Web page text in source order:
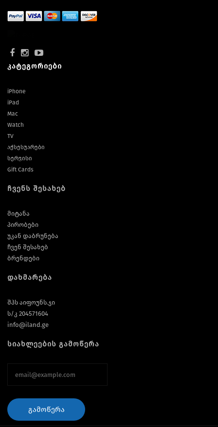
კატეგორიები
iPhone
iPad
Mac
Watch
TV
აქსესუარები
სერვისი
Gift Cards
ჩვენს შესახებ
მიტანა
პირობები
უკან დაბრუნება
ჩვენ შესახებ
ბრენდები
დახმარება
შპს აიფოუნს.ჯი
ს/კ 204571604
info@iland.ge
სიახლეების გამოწერა
ᲒᲐᲛᲝᲬᲔᲠᲐ